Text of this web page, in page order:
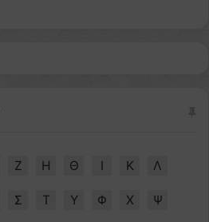
Ζ Η Θ Ι Κ Λ
Σ Τ Υ Φ Χ Ψ